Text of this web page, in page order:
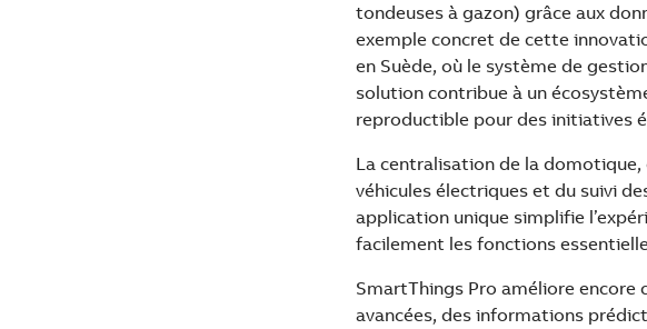
tondeuses à gazon) grâce aux
exemple concret de cette
en Suède, où le système de
solution contribue à un
reproductible pour des initiatives
La centralisation de la
véhicules électriques et du suivi
application unique simplifie
facilement les fonctions
SmartThings Pro améliore
avancées, des informations